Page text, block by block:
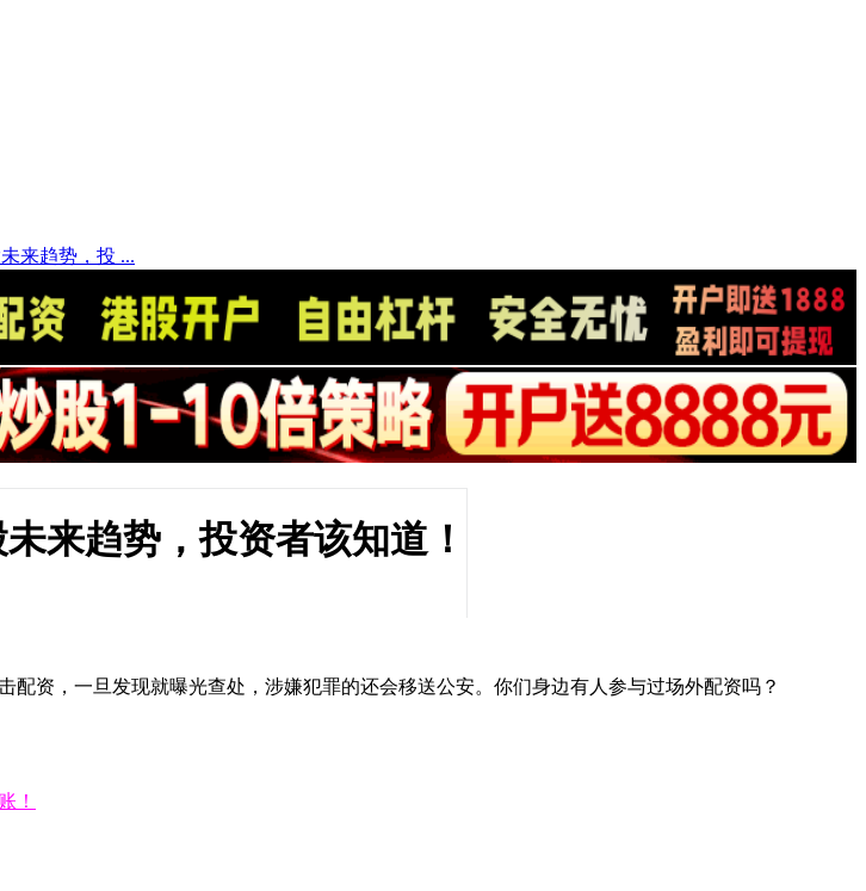
来趋势，投 ...
来趋势，投资者该知道！
资，一旦发现就曝光查处，涉嫌犯罪的还会移送公安。你们身边有人参与过场外配资吗？
！